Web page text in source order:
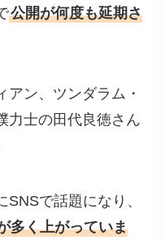
公開が何度も延期さ
アン、ツンダラム・
力士の田代良徳さん
で話題になり、
多く上がっていま